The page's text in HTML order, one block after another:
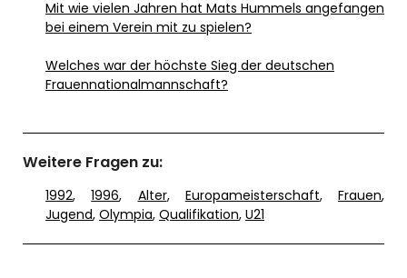
Mit wie vielen Jahren hat Mats Hummels angefangen
bei einem Verein mit zu spielen?
Welches war der höchste Sieg der deutschen
Frauennationalmannschaft?
Weitere Fragen zu:
1992,1996, Alter, Europameisterschaft, Frauen,
Jugend, Olympia, Qualifikation, U21